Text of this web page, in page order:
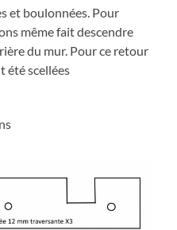
et boulonnées. Pour
même fait descendre
du mur. Pour ce retour
été scellées